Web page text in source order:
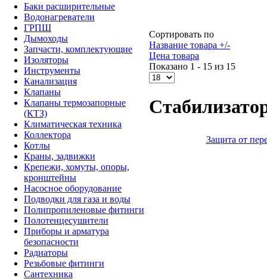
Баки расширительные
Водонагреватели
ГРПШ
Дымоходы
Запчасти, комплектующие
Изоляторы
Инструменты
Канализация
Клапаны
Клапаны термозапорные
(КТЗ)
Климатическая техника
Коллектора
Котлы
Краны, задвижки
Крепежи, хомуты, опоры,
кронштейны
Насосное оборудование
Подводки для газа и воды
Полипропиленовые фитинги
Полотенцесушители
Приборы и арматура
безопасности
Радиаторы
Резьбовые фитинги
Сантехника
Сортировать по
Название товара +/-
Цена товара
Показано 1 - 15 из 15
Защита от